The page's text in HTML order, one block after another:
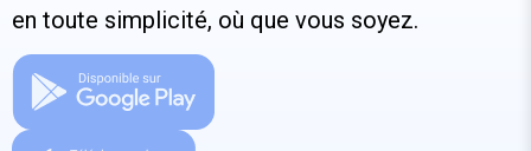
en toute simplicité, où que vous soyez.